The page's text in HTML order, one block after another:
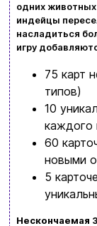
одних
индейцы
насладиться
игру
75 карт
типов)
10
каждого
60
новыми
5
Нескончаемая